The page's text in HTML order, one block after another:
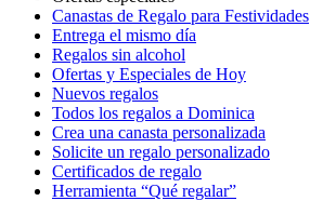
Canastas de Regalo para Festividades
Entrega el mismo día
Regalos sin alcohol
Ofertas y Especiales de Hoy
Nuevos regalos
Todos los regalos a Dominica
Crea una canasta personalizada
Solicite un regalo personalizado
Certificados de regalo
Herramienta “Qué regalar”